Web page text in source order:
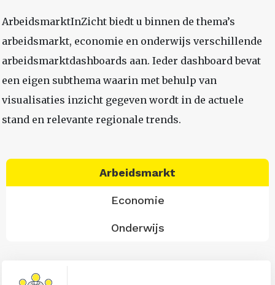
ArbeidsmarktInZicht biedt u binnen de thema’s
arbeidsmarkt, economie en onderwijs verschillende
arbeidsmarktdashboards aan. Ieder dashboard bevat
een eigen subthema waarin met behulp van
visualisaties inzicht gegeven wordt in de actuele
stand en relevante regionale trends.
Arbeidsmarkt
Economie
Onderwijs